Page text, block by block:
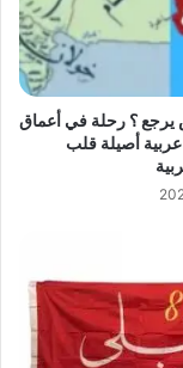
يرجع ؟ رحلة في أعماق
أصيلة قلب